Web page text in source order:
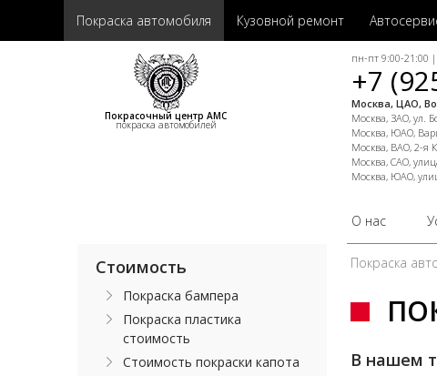
Покраска автомобиля Кузовной ремонт
Покрасочный центр АМС
покраска автомобилей
пн-пт 9:00-21:00
+7
Москва, ЦАО,
Москва, ЗАО, ул.
Москва, ЮАО,
Москва, ВАО, 2-я
Москва, САО,
Москва, ЮАО,
О нас
Покраска
В нашем
Стоимость
Покраска бампера
Покраска пластика
стоимость
Стоимость покраски капота